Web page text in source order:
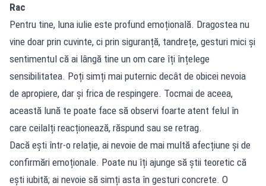
Rac
Pentru tine, luna iulie este profund emoțională. Dragostea nu
vine doar prin cuvinte, ci prin siguranță, tandrețe, gesturi mici și
sentimentul că ai lângă tine un om care îți înțelege
sensibilitatea. Poți simți mai puternic decât de obicei nevoia
de apropiere, dar și frica de respingere. Tocmai de aceea,
această lună te poate face să observi foarte atent felul în
care ceilalți reacționează, răspund sau se retrag.
Dacă ești într-o relație, ai nevoie de mai multă afecțiune și de
confirmări emoționale. Poate nu îți ajunge să știi teoretic că
ești iubită; ai nevoie să simți asta în gesturi concrete. O